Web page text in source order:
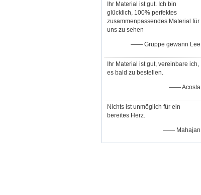
Ihr Material ist gut. Ich bin
glücklich, 100% perfektes
zusammenpassendes Material für
uns zu sehen
—— Gruppe gewann Lee
Ihr Material ist gut, vereinbare ich,
es bald zu bestellen.
—— Acosta
Nichts ist unmöglich für ein
bereites Herz.
—— Mahajan